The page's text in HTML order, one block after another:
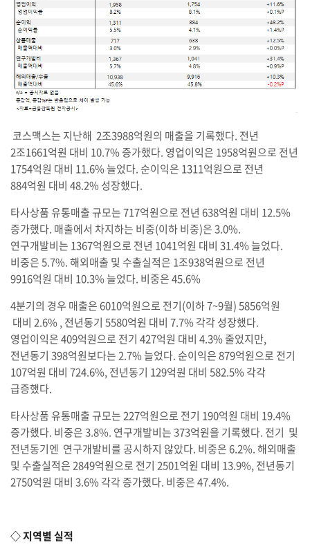
코스맥스는 지난해 2조3988억원의 매출을 기록했다. 전년
2조1661억원 대비 10.7% 증가했다. 영업이익은 1958억원으로 전년
1754억원 대비 11.6% 늘었다. 순이익은 1311억원으로 전년
884억원 대비 48.2% 성장했다.
타사상품 유통매출 규모는 717억원으로 전년 638억원 대비 12.5%
증가했다. 매출에서 차지하는 비중(이하 비중)은 3.0%.
연구개발비는 1367억원으로 전년 1041억원 대비 31.4% 늘었다.
비중은 5.7%. 해외매출 및 수출실적은 1조938억원으로 전년
9916억원 대비 10.3% 늘었다. 비중은 45.6%
4분기의 경우 매출은 6010억원으로 전기(이하 7~9월) 5856억원
대비 2.6% , 전년동기 5580억원 대비 7.7% 각각 성장했다.
영업이익은 409억원으로 전기 427억원 대비 4.3% 줄었지만,
전년동기 398억원보다는 2.7% 늘었다. 순이익은 879억원으로 전기
107억원 대비 724.6%, 전년동기 129억원 대비 582.5% 각각
급증했다.
타사상품 유통매출 규모는 227억원으로 전기 190억원 대비 19.4%
증가했다. 비중은 3.8%. 연구개발비는 373억원을 기록했다. 전기 및
전년동기엔 연구개발비를 공시하지 않았다. 비중은 6.2%. 해외매출
및 수출실적은 2849억원으로 전기 2501억원 대비 13.9%, 전년동기
2750억원 대비 3.6% 각각 증가했다. 비중은 47.4%.
◇ 지역별 실적